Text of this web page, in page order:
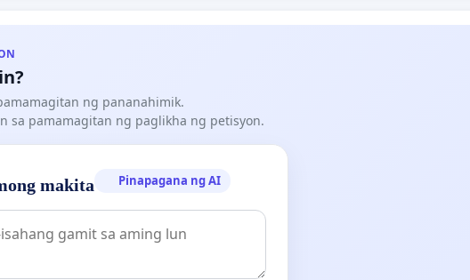
ng pananahimik.
sa pamamagitan ng paglikha ng petisyon.
makita Pinapagana ng AI